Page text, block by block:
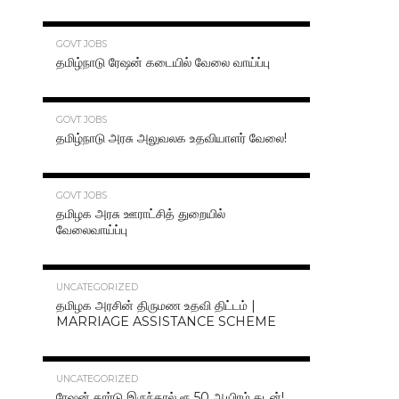
GOVT JOBS
தமிழ்நாடு ரேஷன் கடையில் வேலை வாய்ப்பு
GOVT JOBS
தமிழ்நாடு அரசு அலுவலக உதவியாளர் வேலை!
GOVT JOBS
தமிழக அரசு ஊராட்சித் துறையில்
வேலைவாய்ப்பு
UNCATEGORIZED
தமிழக அரசின் திருமண உதவி திட்டம் |
MARRIAGE ASSISTANCE SCHEME
UNCATEGORIZED